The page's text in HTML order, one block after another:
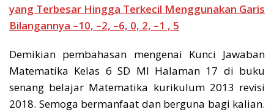
yang Terbesar Hingga Terkecil Menggunakan Garis
Bilangannya –10, –2, –6, 0, 2, –1 , 5
Demikian pembahasan mengenai Kunci Jawaban
Matematika Kelas 6 SD MI Halaman 17 di buku
senang belajar Matematika kurikulum 2013 revisi
2018. Semoga bermanfaat dan berguna bagi kalian.